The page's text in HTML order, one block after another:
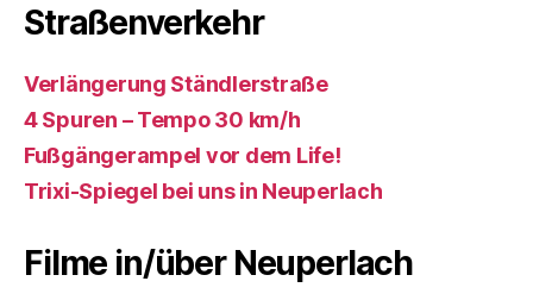
Straßenverkehr
Verlängerung Ständlerstraße
4 Spuren – Tempo 30 km/h
Fußgängerampel vor dem Life!
Trixi-Spiegel bei uns in Neuperlach
Filme in/über Neuperlach